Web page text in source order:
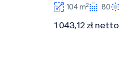
104 m2 80
1 043,12 zł netto